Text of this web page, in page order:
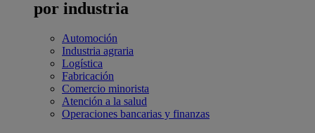
por industria
Automoción
Industria agraria
Logística
Fabricación
Comercio minorista
Atención a la salud
Operaciones bancarias y finanzas